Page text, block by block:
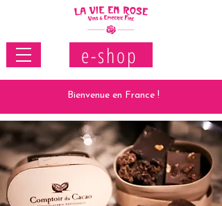
Bienvenue en France !
e-shop